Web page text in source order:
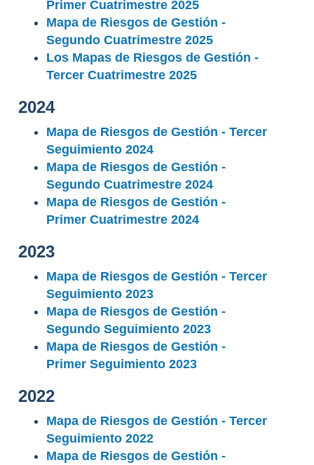
Primer Cuatrimestre 2025
Mapa de Riesgos de Gestión -
Segundo Cuatrimestre 2025
Los Mapas de Riesgos de Gestión -
Tercer Cuatrimestre 2025
2024
Mapa de Riesgos de Gestión - Tercer
Seguimiento 2024
Mapa de Riesgos de Gestión -
Segundo Cuatrimestre 2024
Mapa de Riesgos de Gestión -
Primer Cuatrimestre 2024
2023
Mapa de Riesgos de Gestión - Tercer
Seguimiento 2023
Mapa de Riesgos de Gestión -
Segundo Seguimiento 2023
Mapa de Riesgos de Gestión -
Primer Seguimiento 2023
2022
Mapa de Riesgos de Gestión - Tercer
Seguimiento 2022
Mapa de Riesgos de Gestión -